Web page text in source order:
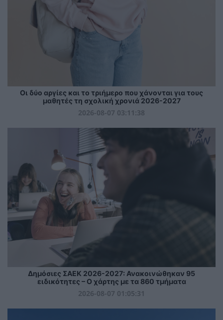
Οι δύο αργίες και το τριήμερο που χάνονται για τους
μαθητές τη σχολική χρονιά 2026-2027
2026-08-07 03:11:38
Δημόσιες ΣΑΕΚ 2026-2027: Ανακοινώθηκαν 95
ειδικότητες – Ο χάρτης με τα 860 τμήματα
2026-08-07 01:05:31